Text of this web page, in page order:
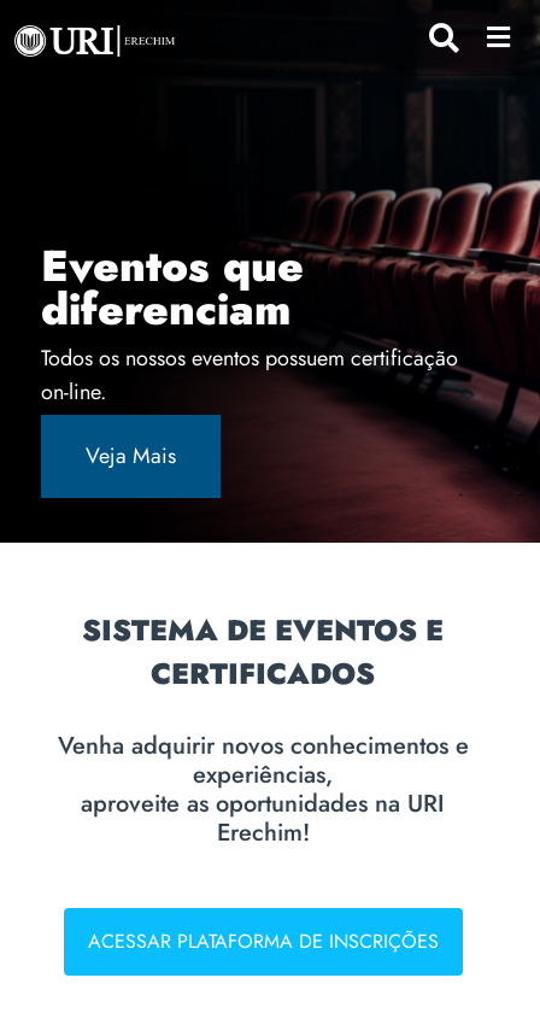
Eventos que
diferenciam
Todos os nossos eventos possuem certificação
on-line.
Veja Mais
SISTEMA DE EVENTOS E
CERTIFICADOS
Venha adquirir novos conhecimentos e
experiências,
aproveite as oportunidades na URI
Erechim!
ACESSAR PLATAFORMA DE INSCRIÇÕES